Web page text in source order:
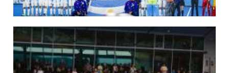
29/05/2026
LOS LEONES CONVOCADOS PARA LA VENTANA EUROPEA DE P...
En junio, el seleccionado nacional disputará las últimas dos ventanas de Pro
League 2025-26 en Inglaterra y Alemania.
LEER MÁS